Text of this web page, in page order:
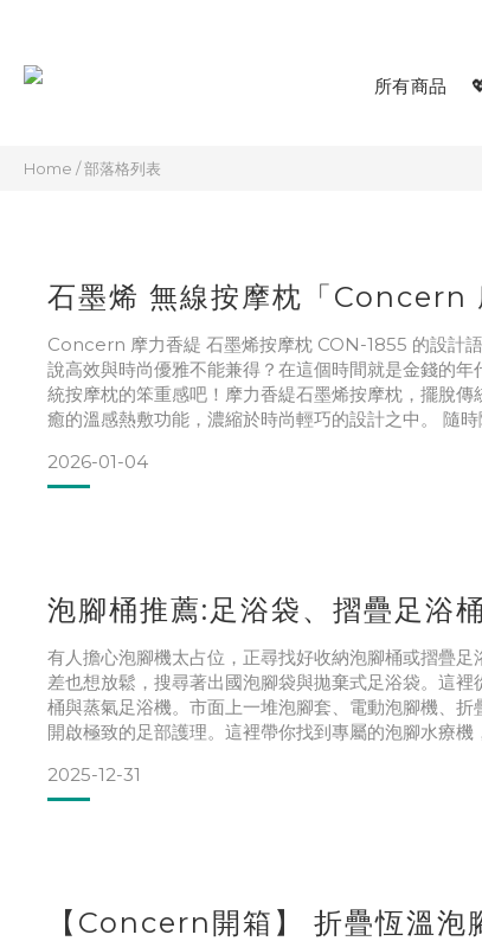
所有商品
Home /部落格列表
石墨烯 無線按摩枕「Concern
Concern 摩力香緹 石墨烯按摩枕 CON-1855 的設計
說高效與時尚優雅不能兼得？在這個時間就是金錢的
統按摩枕的笨重感吧！摩力香緹石墨烯按摩枕，擺脫
癒的溫感熱敷功能，濃縮於時尚輕巧的設計之中。 隨
2026-01-04
泡腳桶推薦:足浴袋、摺疊足浴
有人擔心泡腳機太占位，正尋找好收納泡腳桶或摺疊
差也想放鬆，搜尋著出國泡腳袋與拋棄式足浴袋。這
桶與蒸氣足浴機。市面上一堆泡腳套、電動泡腳機、
開啟極致的足部護理。這裡帶你找到專屬的泡腳水療
2025-12-31
【Concern開箱】 折疊恆溫泡